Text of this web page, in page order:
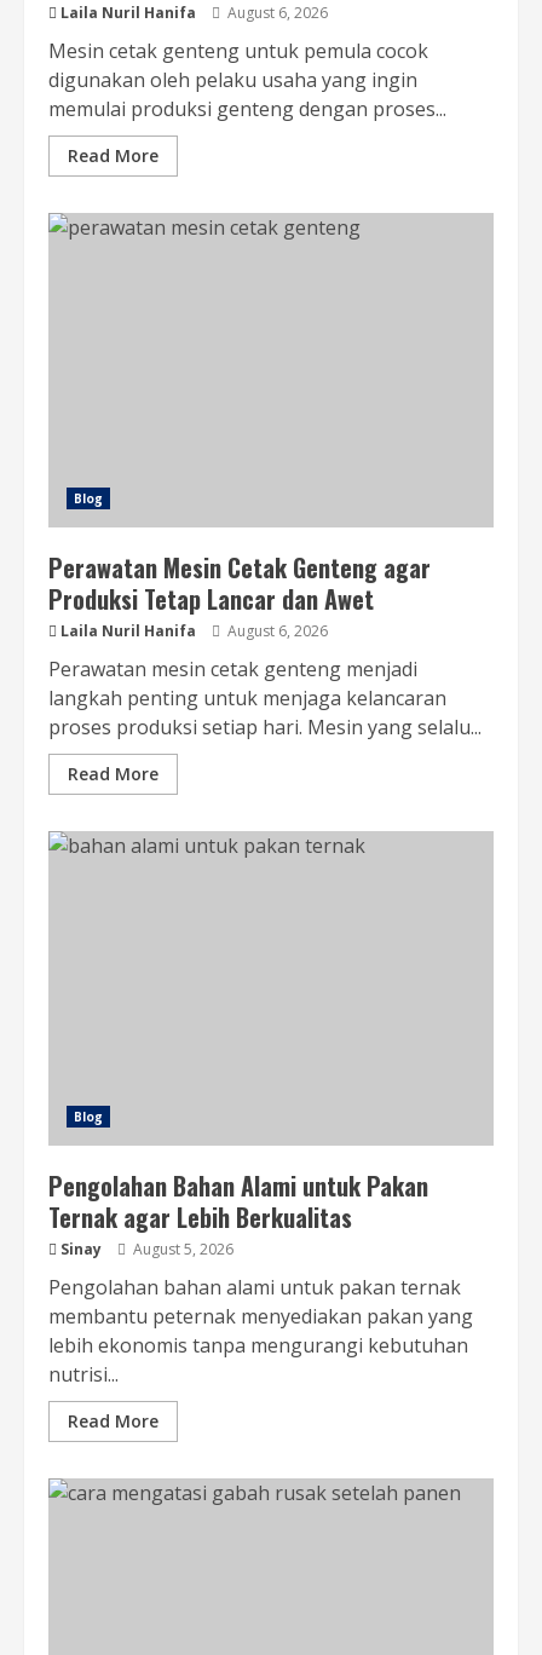
Laila Nuril Hanifa August 6, 2026
Mesin cetak genteng untuk pemula cocok
digunakan oleh pelaku usaha yang ingin
memulai produksi genteng dengan proses...
Read More
Blog
Perawatan Mesin Cetak Genteng agar
Produksi Tetap Lancar dan Awet
Laila Nuril Hanifa August 6, 2026
Perawatan mesin cetak genteng menjadi
langkah penting untuk menjaga kelancaran
proses produksi setiap hari. Mesin yang selalu...
Read More
Blog
Pengolahan Bahan Alami untuk Pakan
Ternak agar Lebih Berkualitas
Sinay August 5, 2026
Pengolahan bahan alami untuk pakan ternak
membantu peternak menyediakan pakan yang
lebih ekonomis tanpa mengurangi kebutuhan
nutrisi...
Read More